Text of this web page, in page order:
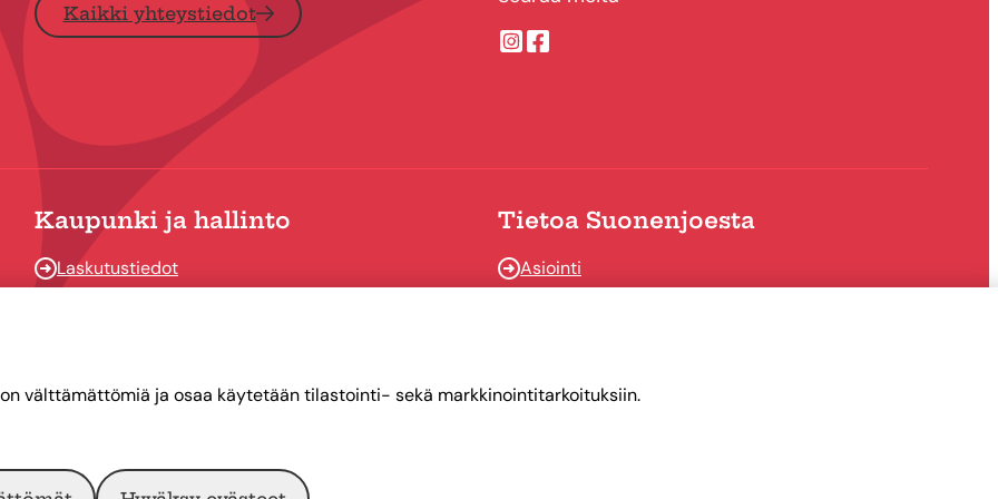
Kaikki yhteystiedot
Suonenjoen kaupungin Instragram
Suonenjoen kaupungin Facebook
Kaupunki ja hallinto
Laskutustiedot
Talous
Tietoa Suonenjoesta
Asiointi
välttämättömiä ja osaa käytetään tilastointi- sekä markkinointitarkoituksiin.